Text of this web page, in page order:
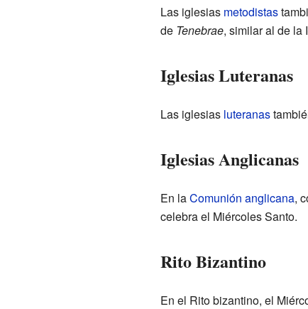
Las iglesias metodistas
de Tenebrae, similar al de la
Iglesias Luteranas
Las iglesias luteranas
Iglesias Anglicanas
En laComunión anglicana,
celebra el Miércoles Santo.
Rito Bizantino
En el Rito bizantino, el